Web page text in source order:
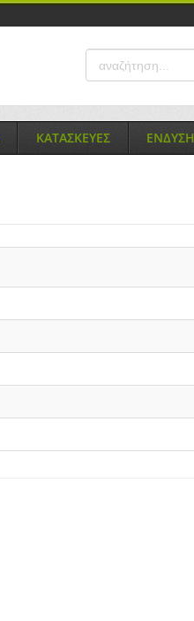
ΚΑΤΑΣΚΕΥΕΣ ΕΝΔΥΣΗ